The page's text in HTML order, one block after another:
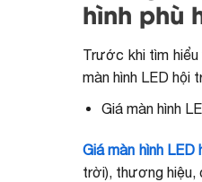
hình phù
Trước khi tìm
màn hình LED hội
Giá màn hình
Giá màn hình
trời), thương hiệu,